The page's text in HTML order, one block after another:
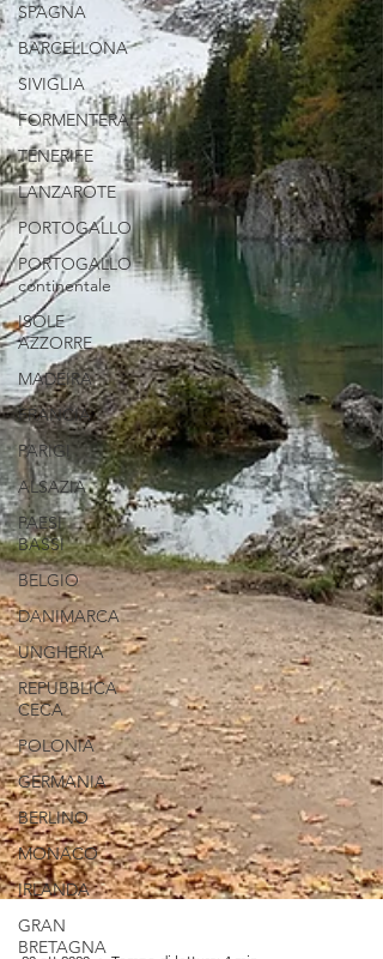
SPAGNA
BARCELLONA
SIVIGLIA
FORMENTERA
TENERIFE
LANZAROTE
PORTOGALLO
PORTOGALLO
continentale
ISOLE
AZZORRE
MADEIRA
FRANCIA
PARIGI
ALSAZIA
PAESI
BASSI
BELGIO
DANIMARCA
UNGHERIA
REPUBBLICA
CECA
POLONIA
GERMANIA
BERLINO
MONACO
IRLANDA
GRAN
BRETAGNA